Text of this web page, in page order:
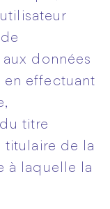
données
en effectuant
titre
titulaire de la
à laquelle la